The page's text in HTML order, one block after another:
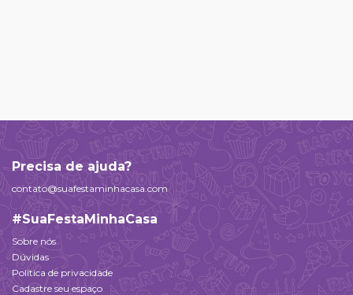
Precisa de ajuda?
contato@suafestaminhacasa.com
#SuaFestaMinhaCasa
Sobre nós
Dúvidas
Política de privacidade
Cadastre seu espaço